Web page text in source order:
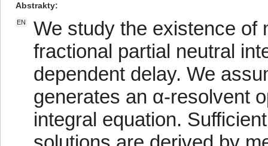
Abstrakty
EN
We study the existence of
fractional partial neutral
dependent delay. We
generates an α-resolvent
integral equation.